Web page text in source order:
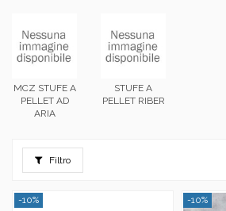
MCZ STUFE A
PELLET AD
ARIA
STUFE A
PELLET RIBER
Filtro
-10% -10%